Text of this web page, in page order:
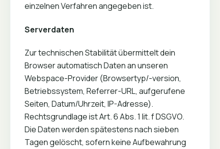
einzelnen Verfahren angegeben ist.
Serverdaten
Zur technischen Stabilität übermittelt dein
Browser automatisch Daten an unseren
Webspace-Provider (Browsertyp/-version,
Betriebssystem, Referrer-URL, aufgerufene
Seiten, Datum/Uhrzeit, IP-Adresse).
Rechtsgrundlage ist Art. 6 Abs. 1 lit. f DSGVO.
Die Daten werden spätestens nach sieben
Tagen gelöscht, sofern keine Aufbewahrung